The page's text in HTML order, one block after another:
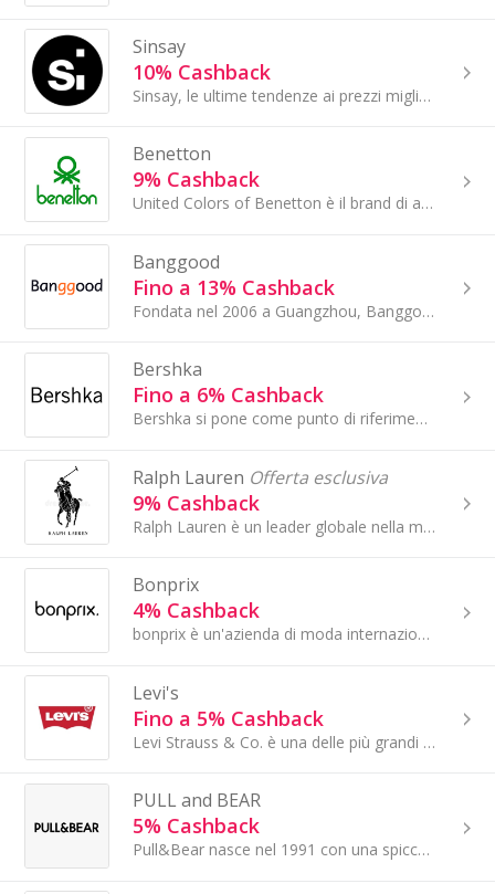
Sinsay
10% Cashback
Sinsay, le ultime tendenze ai prezzi migliori! La nostra ampia offerta ti sorprenderà con abiti e accessori alla moda da donna, uomo e bambino,...
Benetton
9% Cashback
United Colors of Benetton è il brand di abbigliamento riconosciuto in tutto il mondo per i colori, la maglieria e l’impegno sociale...
Banggood
Fino a 13% Cashback
Fondata nel 2006 a Guangzhou, Banggood è un rivenditore online leader a livello mondiale diretto al consumatore, che fornisce prodotti ben...
Bershka
Fino a 6% Cashback
Bershka si pone come punto di riferimento per la moda destinata a un pubblico sempre più esigente. I loro punti vendita si trasformano in spazi d’a...
Ralph Lauren Offerta esclusiva
9% Cashback
Ralph Lauren è un leader globale nella moda premium e di lusso, nonché l'unico marchio di moda originariamente creato e guidato dal suo fondatore.
Bonprix
4% Cashback
bonprix è un'azienda di moda internazionale con sede ad Amburgo, Germania. Ci ispiriamo alle ultime tendenze e le traduciamo in moda per diverse...
Levi's
Fino a 5% Cashback
Levi Strauss & Co. è una delle più grandi aziende di abbigliamento al mondo e leader mondiale nei jeans. Il marchio Levi’s® è solo una parte della...
PULL and BEAR
5% Cashback
Pull&Bear nasce nel 1991 con una spiccata vocazione internazionale e con l’intenzione di vestire giovani consapevoli dell’importanza dell’ambiente...